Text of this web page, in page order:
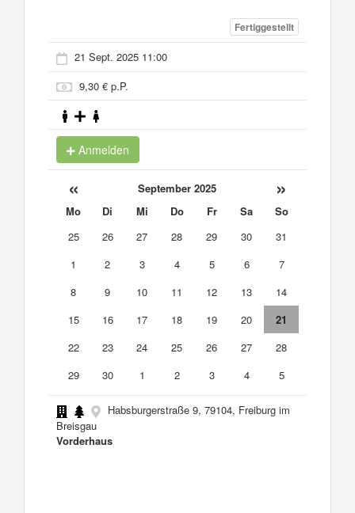
Fertiggestellt
21 Sept. 2025 11:00
9,30 € p.P.
Anmelden
« September 2025 »
Mo Di Mi Do Fr Sa
So
25
26 27 28 29 30
31
1
2 3 4 5 6
7
8
9 10 11 12 13
14
15
16 17 18 19 20
21
22
23 24 25 26 27
28
29
30 1 2 3 4 5
Habsburgerstraße 9, 79104, Freiburg im
Breisgau
Vorderhaus